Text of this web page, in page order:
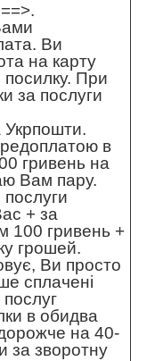
.
Ви
на карту
При
за послуги
Укрпошти.
в
гривень на
Вам пару.
+ за
100 гривень +
грошей.
Ви просто
сплачені
в обидва
на 40-
за зворотну